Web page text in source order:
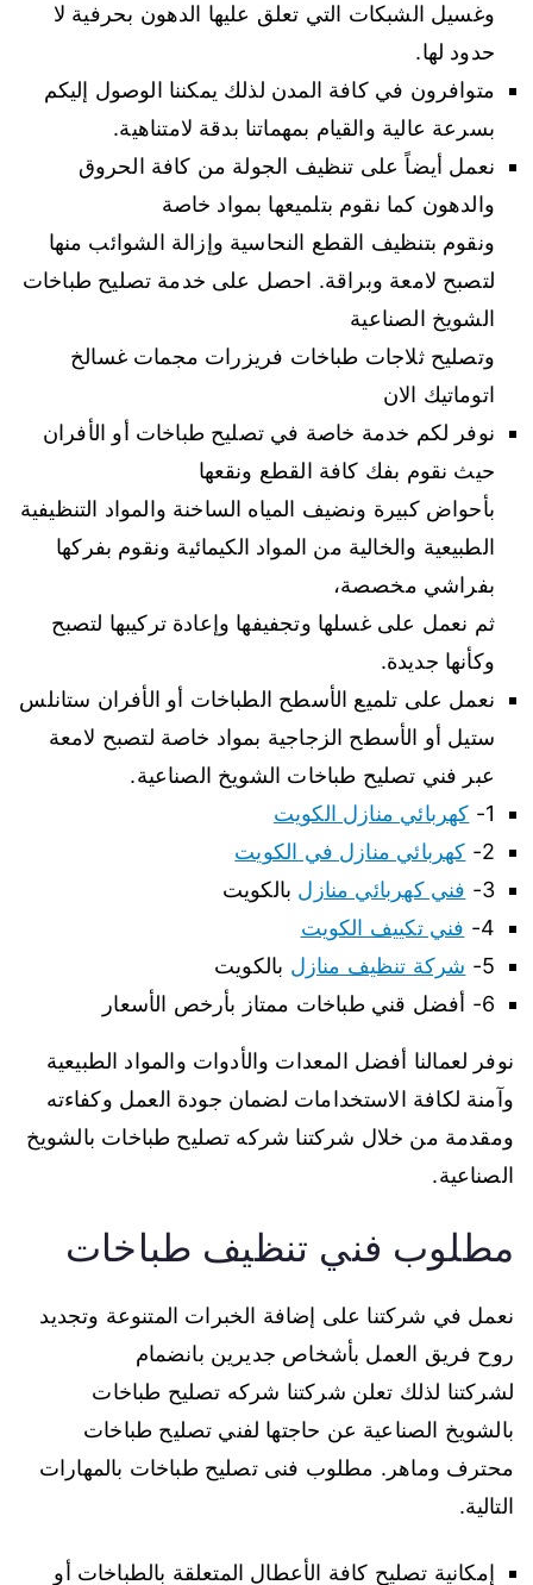
وغسيل الشبكات التي تعلق عليها الدهون بحرفية لا
حدود لها.
متوافرون في كافة المدن لذلك يمكننا الوصول إليكم
بسرعة عالية والقيام بمهماتنا بدقة لامتناهية.
نعمل أيضاً على تنظيف الجولة من كافة الحروق
والدهون كما نقوم بتلميعها بمواد خاصة
ونقوم بتنظيف القطع النحاسية وإزالة الشوائب منها
لتصبح لامعة وبراقة. احصل على خدمة تصليح طباخات
الشويخ الصناعية
وتصليح ثلاجات طباخات فريزرات مجمات غسالخ
اتوماتيك الان
نوفر لكم خدمة خاصة في تصليح طباخات أو الأفران
حيث نقوم بفك كافة القطع ونقعها
بأحواض كبيرة ونضيف المياه الساخنة والمواد التنظيفية
الطبيعية والخالية من المواد الكيمائية ونقوم بفركها
بفراشي مخصصة،
ثم نعمل على غسلها وتجفيفها وإعادة تركيبها لتصبح
وكأنها جديدة.
نعمل على تلميع الأسطح الطباخات أو الأفران ستانلس
ستيل أو الأسطح الزجاجية بمواد خاصة لتصبح لامعة
عبر فني تصليح طباخات الشويخ الصناعية.
1-
كهربائي منازل الكويت
2-
كهربائي منازل في الكويت
3-
فني كهربائي منازل بالكويت
4-
فني تكييف الكويت
5-
شركة تنظيف منازل بالكويت
6- أفضل قني طباخات ممتاز بأرخص الأسعار
نوفر لعمالنا أفضل المعدات والأدوات والمواد الطبيعية
وآمنة لكافة الاستخدامات لضمان جودة العمل وكفاءته
ومقدمة من خلال شركتنا شركه تصليح طباخات بالشويخ
الصناعية.
مطلوب فني تنظيف طباخات
نعمل في شركتنا على إضافة الخبرات المتنوعة وتجديد
روح فريق العمل بأشخاص جديرين بانضمام
لشركتنا لذلك تعلن شركتنا شركه تصليح طباخات
بالشويخ الصناعية عن حاجتها لفني تصليح طباخات
محترف وماهر. مطلوب فنى تصليح طباخات بالمهارات
التالية.
إمكانية تصليح كافة الأعطال المتعلقة بالطباخات أو